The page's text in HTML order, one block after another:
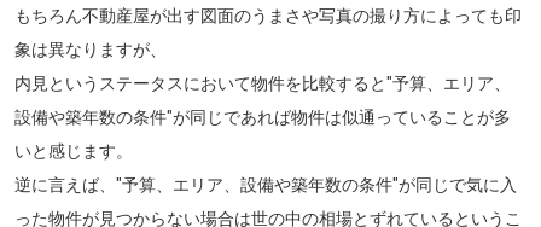
もちろん不動産屋が出す図面のうまさや写真の撮り方によっても印
象は異なりますが、
内見というステータスにおいて物件を比較すると"予算、エリア、
設備や築年数の条件"が同じであれば物件は似通っていることが多
いと感じます。
逆に言えば、"予算、エリア、設備や築年数の条件"が同じで気に入
った物件が見つからない場合は世の中の相場とずれているというこ